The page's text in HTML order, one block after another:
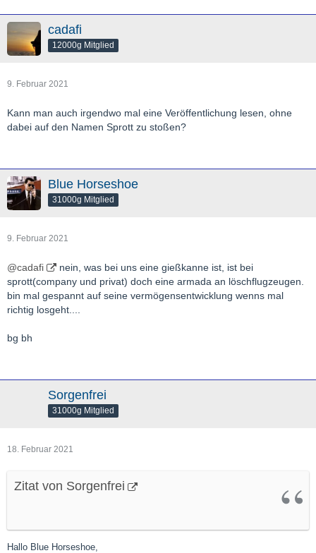
cadafi
12000g Mitglied
9. Februar 2021
Kann man auch irgendwo mal eine Veröffentlichung lesen, ohne
dabei auf den Namen Sprott zu stoßen?
Blue Horseshoe
31000g Mitglied
9. Februar 2021
@cadafi
nein, was bei uns eine gießkanne ist, ist bei
sprott(company und privat) doch eine armada an löschflugzeugen.
bin mal gespannt auf seine vermögensentwicklung wenns mal
richtig losgeht....
bg bh
Sorgenfrei
31000g Mitglied
18. Februar 2021
Zitat von Sorgenfrei
Hallo Blue Horseshoe,